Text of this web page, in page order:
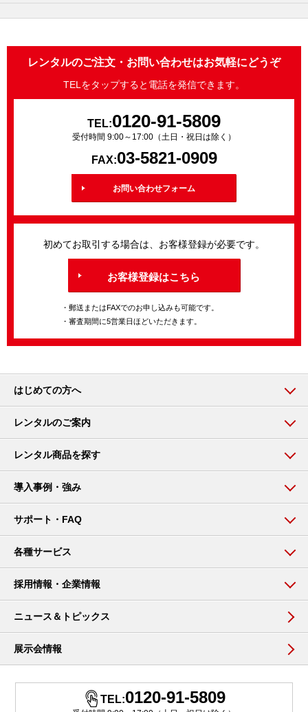
レンタルのご注文・お問い合わせはお気軽にどうぞ
TELをタップすると電話を発信できます。
TEL:0120-91-5809
受付時間 9:00～17:00（土日・祝日は除く）
FAX:03-5821-0909
お問い合わせフォーム
初めてお取引する場合は、お客様登録が必要です。
お客様登録はこちら
・郵送またはFAXでのお申し込みも可能です。
・審査期間に5営業日ほどいただきます。
はじめての方へ
レンタルのご案内
レンタル商品を探す
導入事例・強み
サポート・FAQ
各種サービス
採用情報・企業情報
ニュース＆トピックス
展示会情報
TEL:0120-91-5809